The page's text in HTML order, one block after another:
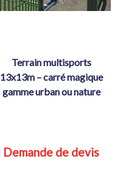
terrain multisports
13x13m – carré magique
gamme urban ou nature
Demande de devis